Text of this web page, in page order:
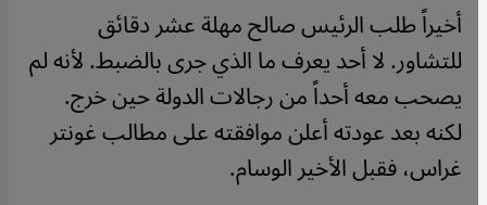
أخيراً طلب الرئيس صالح مهلة عشر دقائق
للتشاور. لا أحد يعرف ما الذي جرى بالضبط. لأنه لم
يصحب معه أحداً من رجالات الدولة حين خرج.
لكنه بعد عودته أعلن موافقته على مطالب غونتر
غراس، فقبل الأخير الوسام.